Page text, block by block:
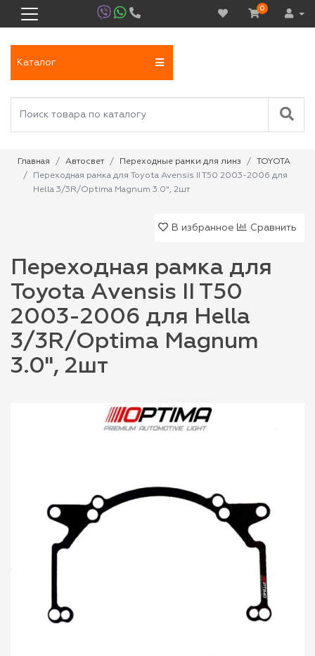
0
Каталог
Главная Автосвет Переходные рамки для линз
TOYOTA
Переходная рамка для Toyota Avensis II T50 2003-2006 для
Hella 3/3R/Optima Magnum 3.0", 2шт
В избранное Сравнить
Переходная рамка для
Toyota Avensis II T50
2003-2006 для Hella
3/3R/Optima Magnum
3.0", 2шт